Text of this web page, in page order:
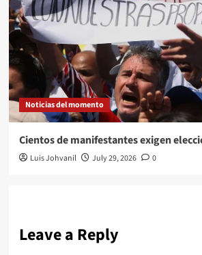
Noticias del momento
Cientos de manifestantes exigen
Luis Johvanil July 29, 2026 0
Leave a Reply